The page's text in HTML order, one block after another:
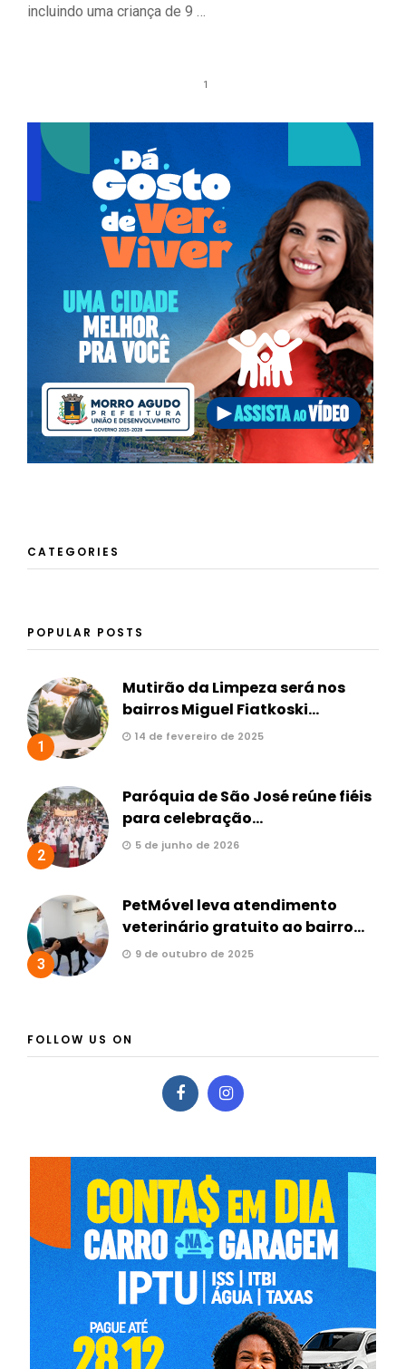
incluindo uma criança de 9 …
1
CATEGORIES
POPULAR POSTS
1
Mutirão da Limpeza será nos
bairros Miguel Fiatkoski...
14 de fevereiro de 2025
2
Paróquia de São José reúne fiéis
para celebração...
5 de junho de 2026
3
PetMóvel leva atendimento
veterinário gratuito ao bairro...
9 de outubro de 2025
FOLLOW US ON